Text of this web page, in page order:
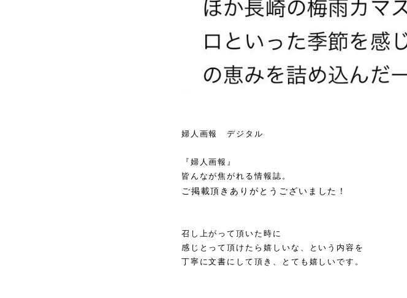
婦人画報 デジタル
『婦人画報』
皆んなが焦がれる情報誌。
ご掲載頂きありがとうございました！
召し上がって頂いた時に
感じとって頂けたら嬉しいな、という内容を
丁寧に文書にして頂き、とても嬉しいです。